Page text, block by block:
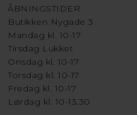
ÅBNINGSTIDER
Butikken Nygade 3
Mandag kl. 10-17
Tirsdag Lukket
Onsdag kl. 10-17
Torsdag kl. 10-17
Fredag kl. 10-17
Lørdag kl. 10-13.30